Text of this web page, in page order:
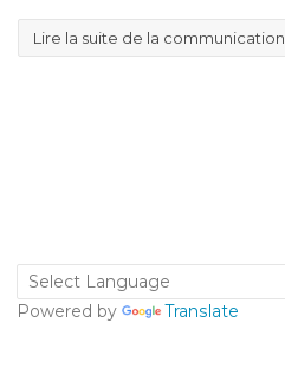
Lire la suite de la communication
Powered by Translate